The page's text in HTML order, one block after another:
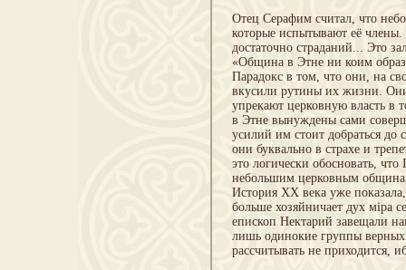
Отец Серафим считал, что
которые испытывают её
достаточно страданий... Это
«Община в Этне ни коим
Парадокс в том, что они, на
вкусили рутины их жизни.
упрекают церковную власть в
в Этне вынуждены сами
усилий им стоит добраться до
они буквально в страхе и
это логически обосновать, что
небольшим церковным
История XX века уже
больше хозяйничает дух міра
епископ Нектарий завещали
лишь одинокие группы
рассчитывать не приходится,